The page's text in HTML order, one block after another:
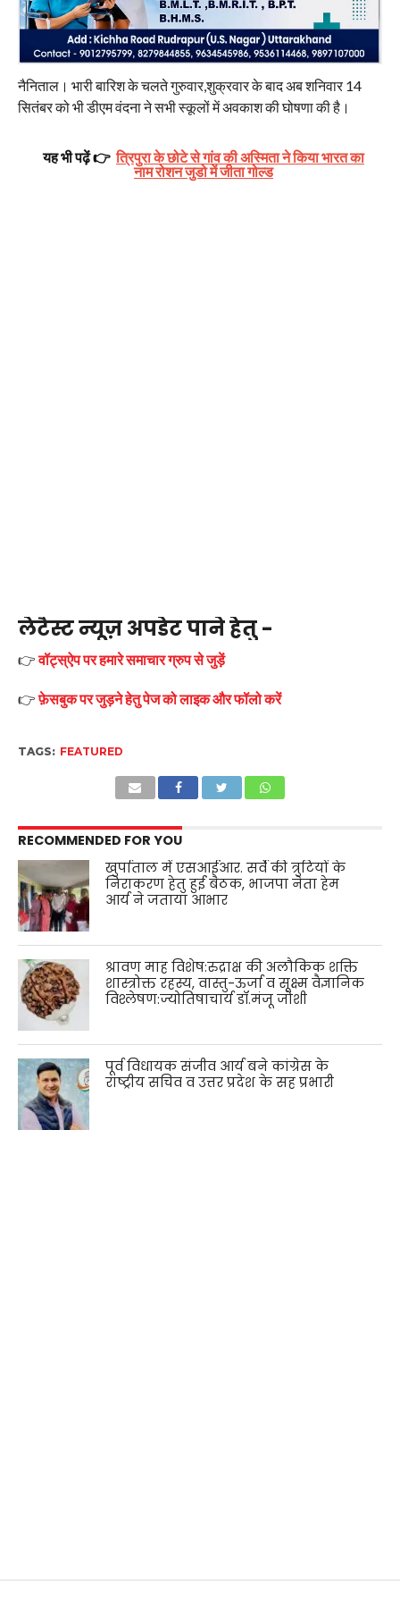
नैनिताल। भारी बारिश के चलते गुरुवार,शुक्रवार के बाद अब शनिवार 14
सितंबर को भी डीएम वंदना ने सभी स्कूलों में अवकाश की घोषणा की है।
यह भी पढ़ें 👉 त्रिपुरा के छोटे से गांव की अस्मिता ने किया भारत का
नाम रोशन जुडो में जीता गोल्ड
लेटैस्ट न्यूज़ अपडेट पाने हेतु -
👉वॉट्स्ऐप पर हमारे समाचार ग्रुप से जुड़ें
👉फ़ेसबुक पर जुड़ने हेतु पेज को लाइक और फॉलो करें
TAGS: FEATURED
RECOMMENDED FOR YOU
खुर्पाताल में एसआईआर. सर्वे की त्रुटियों के
निराकरण हेतु हुई बैठक, भाजपा नेता हेम
आर्य ने जताया आभार
श्रावण माह विशेष:रुद्राक्ष की अलौकिक शक्ति
शास्त्रोक्त रहस्य, वास्तु-ऊर्जा व सूक्ष्म वैज्ञानिक
विश्लेषण:ज्योतिषाचार्य डॉ.मंजू जोशी
पूर्व विधायक संजीव आर्य बने कांग्रेस के
राष्ट्रीय सचिव व उत्तर प्रदेश के सह प्रभारी